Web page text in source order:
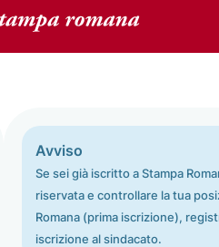
Avviso
Se sei già iscritto a Stampa
riservata e controllare la tua
Romana (prima iscrizione),
iscrizione al sindacato.